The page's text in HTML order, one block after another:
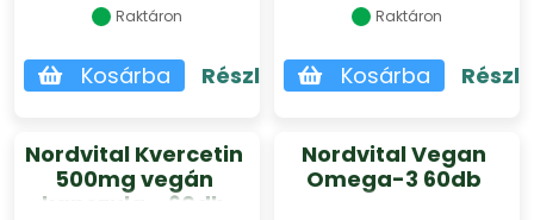
Raktáron
Kosárba Részletek
Raktáron
Kosárba
Nordvital Kvercetin
500mg vegán
kapszula - 60db
Nordvital Vegan
Omega-3 60db